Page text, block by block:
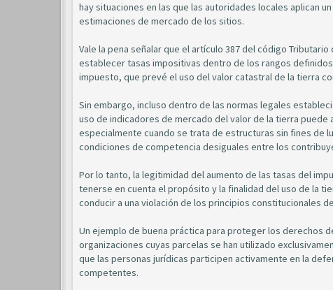
hay situaciones en las que las autoridades locales aplican
estimaciones de mercado de los sitios.
Vale la pena señalar que el artículo 387 del código
establecer tasas impositivas dentro de los rangos
impuesto, que prevé el uso del valor catastral de la tierra
Sin embargo, incluso dentro de las normas legales
uso de indicadores de mercado del valor de la tierra
especialmente cuando se trata de estructuras sin fines de
condiciones de competencia desiguales entre los
Por lo tanto, la legitimidad del aumento de las tasas del
tenerse en cuenta el propósito y la finalidad del uso de la
conducir a una violación de los principios constitucionales
Un ejemplo de buena práctica para proteger los derechos
organizaciones cuyas parcelas se han utilizado
que las personas jurídicas participen activamente en la
competentes.